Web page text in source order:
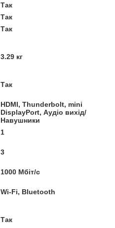
Так
Так
Так
3.29 кг
Так
HDMI, Thunderbolt, mini
DisplayPort, Аудіо вихід/
Навушники
1
3
1000 Мбіт/с
Wi-Fi, Bluetooth
Так